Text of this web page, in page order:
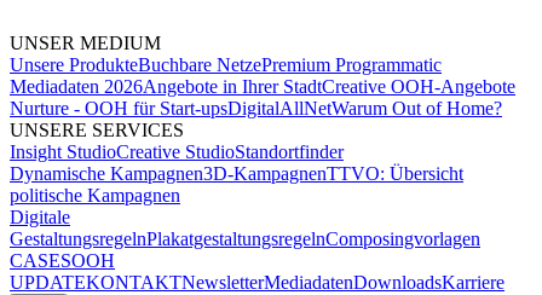
UNSER MEDIUM
Unsere ProdukteBuchbare NetzePremium Programmatic
Mediadaten 2026Angebote in Ihrer StadtCreative OOH-Angebote
Nurture - OOH für Start-upsDigitalAllNetWarum Out of Home?
UNSERE SERVICES
Insight StudioCreative StudioStandortfinder
Dynamische Kampagnen3D-KampagnenTTVO: Übersicht
politische Kampagnen
Digitale
GestaltungsregelnPlakatgestaltungsregelnComposingvorlagen
CASESOOH
UPDATEKONTAKTNewsletterMediadatenDownloadsKarriere